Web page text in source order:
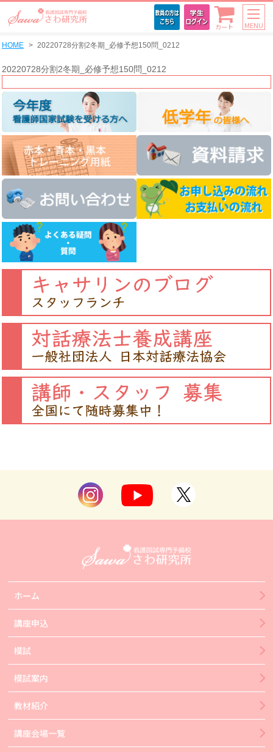
カート MENU
HOME 20220728分割2冬期_必修予想150問_0212
20220728分割2冬期_必修予想150問_0212
ホーム
講座申込
模試
模試案内
教材紹介
講座会場一覧